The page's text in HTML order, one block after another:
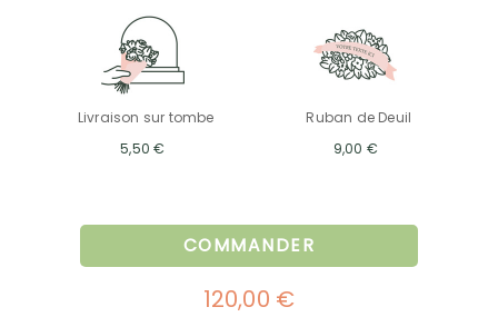
Livraison sur tombe
5,50 €
Ruban de Deuil
9,00 €
COMMANDER
120,00 €